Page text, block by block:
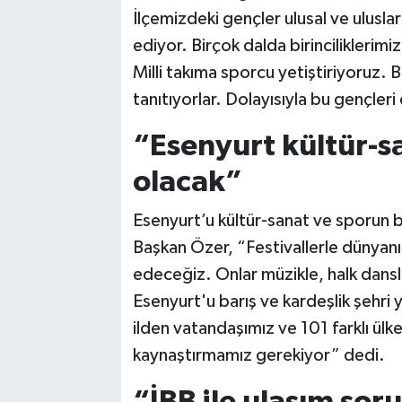
İlçemizdeki gençler ulusal ve
ediyor. Birçok dalda
Milli takıma sporcu yetiştiriyoruz.
tanıtıyorlar. Dolayısıyla bu
“Esenyurt kültür-
olacak”
Esenyurt’u kültür-sanat ve
Başkan Özer, “Festivallerle
edeceğiz. Onlar müzikle, halk
Esenyurt'u barış ve kardeşlik
ilden vatandaşımız ve 101 farklı
kaynaştırmamız gerekiyor” dedi.